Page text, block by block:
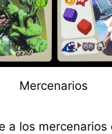
Mercenarios
a los mercenarios